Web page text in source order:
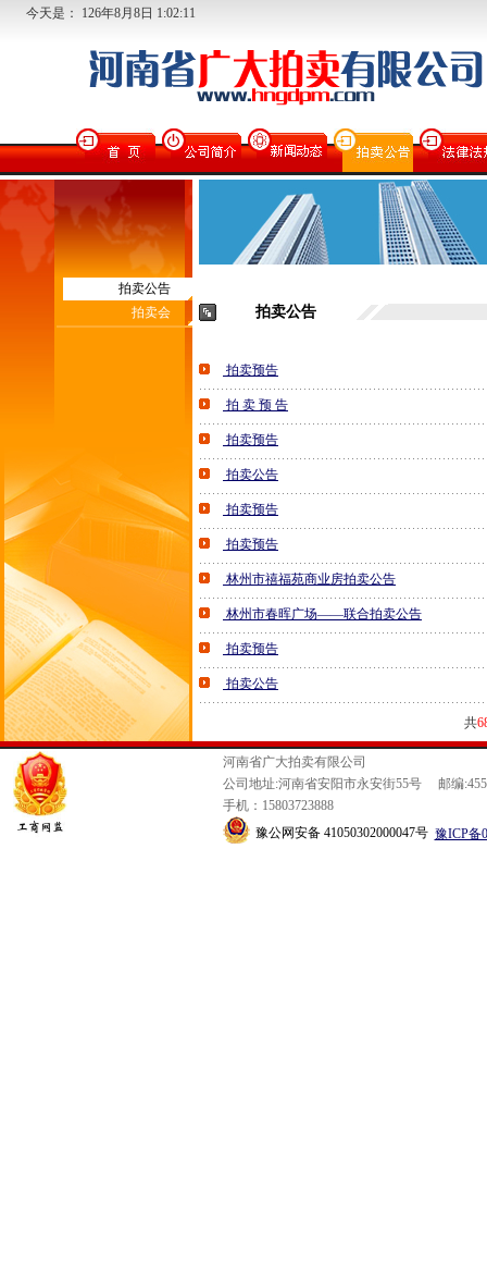
今天是： 126年8月 8日 1:02:11
拍卖公告
拍卖会
拍卖公告
拍卖预告
拍 卖 预 告
拍卖预告
拍卖公告
拍卖预告
拍卖预告
林州市禧福苑商业房拍卖公告
林州市春晖广场——联合拍卖公告
拍卖预告
拍卖公告
共
河南省广大拍卖有限公司
公司地址:河南省安阳市永安街55号 邮编
手机：15803723888
豫公网安备 41050302000047号 豫ICP备